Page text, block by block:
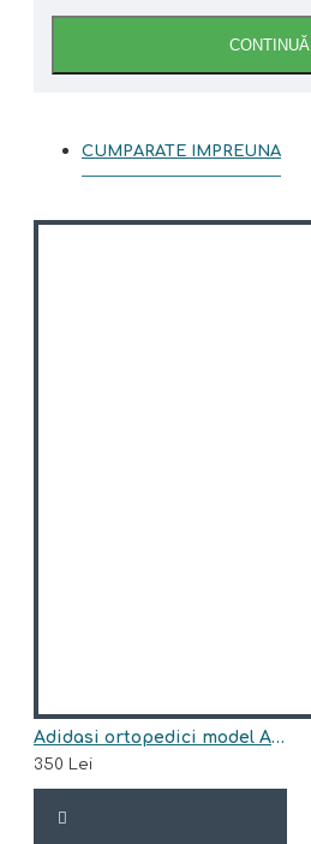
CONTINUĂ
CUMPARATE IMPREUNA
Adidasi ortopedici model AMANDA
350 Lei